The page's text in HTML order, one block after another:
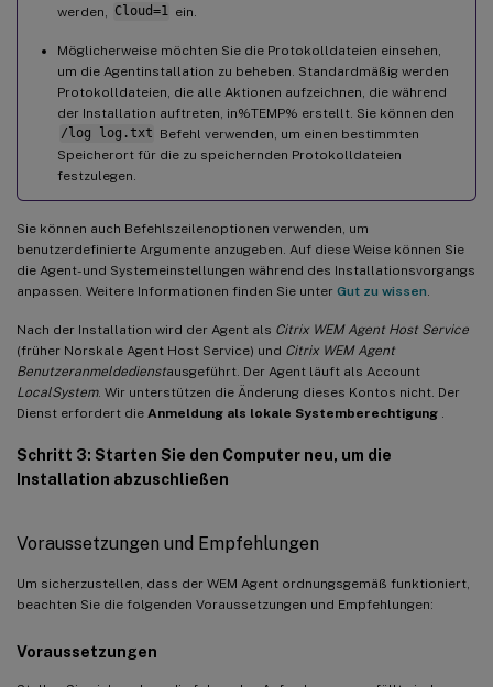
werden,
Cloud=1 ein.
Möglicherweise möchten Sie die Protokolldateien einsehen,
um die Agentinstallation zu beheben. Standardmäßig werden
Protokolldateien, die alle Aktionen aufzeichnen, die während
der Installation auftreten, in%TEMP% erstellt. Sie können den
/log log.txt Befehl verwenden, um einen bestimmten
Speicherort für die zu speichernden Protokolldateien
festzulegen.
Sie können auch Befehlszeilenoptionen verwenden, um
benutzerdefinierte Argumente anzugeben. Auf diese Weise können Sie
die Agent- und Systemeinstellungen während des Installationsvorgangs
anpassen. Weitere Informationen finden Sie unter Gut zu wissen
Nach der Installation wird der Agent als Citrix WEM Agent Host Service
(früher Norskale Agent Host Service) und Citrix WEM Agent
Benutzeranmeldedienstausgeführt. Der Agent läuft als Account
LocalSystem. Wir unterstützen die Änderung dieses Kontos nicht. Der
Dienst erfordert die Anmeldung als lokale Systemberechtigung
Schritt 3: Starten Sie den Computer neu, um die
Installation abzuschließen
Voraussetzungen und Empfehlungen
Um sicherzustellen, dass der WEM Agent ordnungsgemäß funktioniert,
beachten Sie die folgenden Voraussetzungen und Empfehlungen:
Voraussetzungen